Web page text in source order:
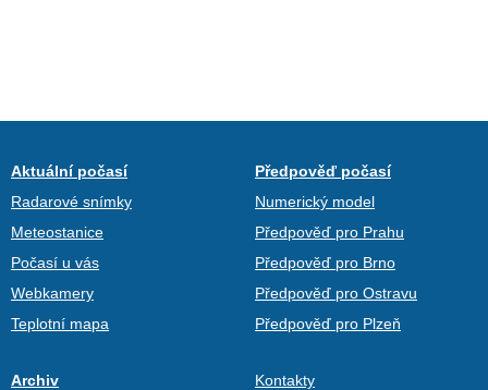
Aktuální počasí
Radarové snímky
Meteostanice
Počasí u vás
Webkamery
Teplotní mapa
Předpověď počasí
Numerický model
Předpověď pro Prahu
Předpověď pro Brno
Předpověď pro Ostravu
Předpověď pro Plzeň
Archiv Kontakty